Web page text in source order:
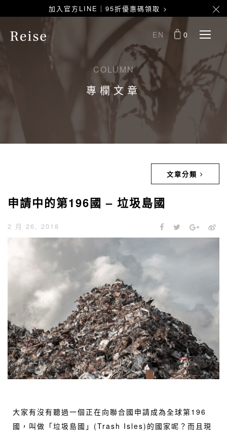
加入官方LINE｜95折優惠碼領取 >
EN 0
COLUMN
專欄文章
文章分類
申請中的第196國 – 垃圾島國
2 月 26, 2018
大家有沒有聽過一個正在向聯合國申請成為全球第196
國，叫做「垃圾島國」(Trash Isles)的國家呢？而且現